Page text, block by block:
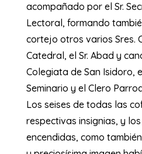
acompañado por el Sr.
Lectoral, formando
cortejo otros varios Sres.
Catedral, el Sr. Abad y
Colegiata de San Isidoro,
Seminario y el Clero
Los seises de todas las
respectivas insignias, y
encendidas, como